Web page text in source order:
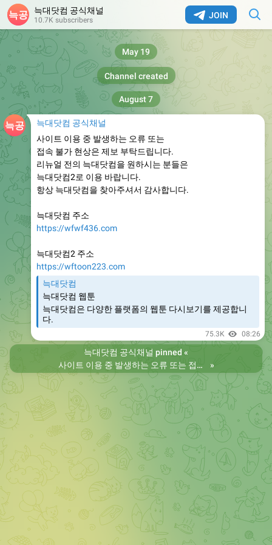
JOIN
늑대닷컴 공식채널
10.7K subscribers
Channel created
May 19
늑대닷컴 공식채널
사이트 이용 중 발생하는 오류 또는
접속 불가 현상은 제보 부탁드립니다.
리뉴얼 전의 늑대닷컴을 원하시는 분들은
늑대닷컴2로 이용 바랍니다.
항상 늑대닷컴을 찾아주셔서 감사합니다.
늑대닷컴 주소
https://wfwf436.com
늑대닷컴2 주소
https://wftoon223.com
늑대닷컴
늑대닷컴 웹툰
늑대닷컴은 다양한 플랫폼의 웹툰 다시보기를 제공합니
다.
75.3K 08:26
August 7
늑대닷컴 공식채널 pinned «
사이트 이용 중 발생하는 오류 또는 접속 불가 현상은 제보 부탁드립니다. 리뉴얼 전의 늑대닷컴을 원하시는 분들은 늑대닷컴2로 이용 바랍니다. 항상 늑대닷컴을 찾아주셔서 감사합니다. 늑대닷컴 주소 https://wfwf436.com 늑대닷컴2 주소 https://wftoon223.com
»